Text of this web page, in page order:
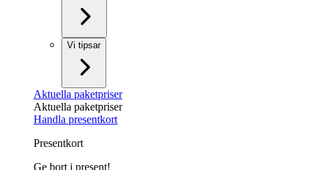
Vi tipsar
Aktuella paketpriser
Aktuella paketpriser
Handla presentkort
Presentkort
Ge bort i present!